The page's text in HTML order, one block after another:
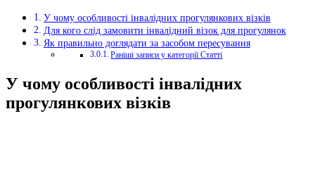
У чому особливості інвалідних прогулянкових візків
Для кого слід замовити інвалідний візок для прогулянок
Як правильно доглядати за засобом пересування
Раніші записи у категорії Статті
У чому особливості інвалідних
прогулянкових візків